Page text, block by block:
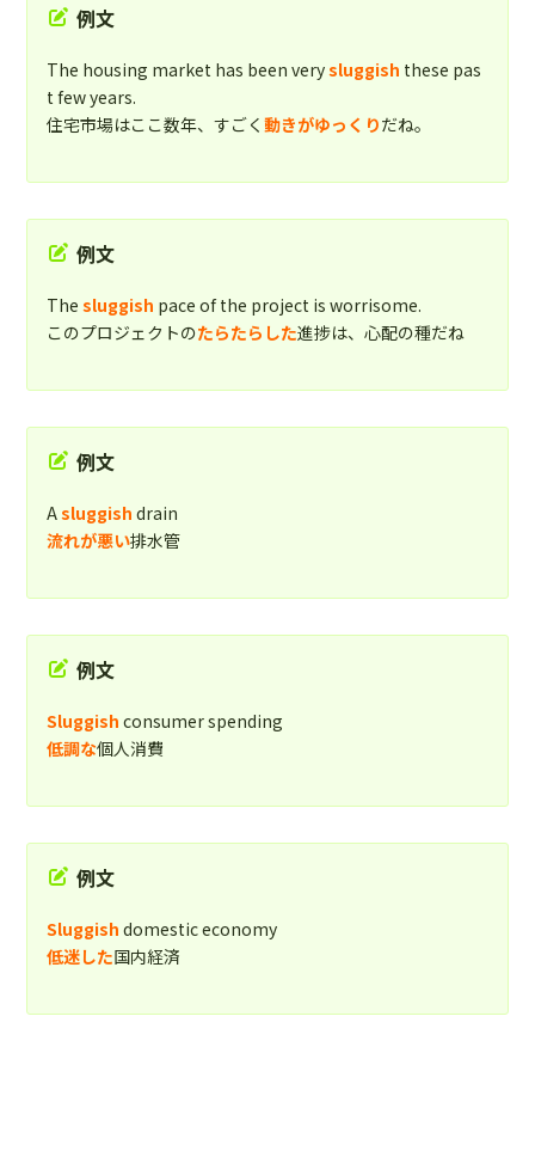
例文
The housing market has been verysluggish these pas
t few years.
住宅市場はここ数年、すごく動きがゆっくりだね。
例文
Thesluggish pace of the project is worrisome.
このプロジェクトのたらたらした進捗は、心配の種だね
例文
Asluggish drain
流れが悪い排水管
例文
Sluggish consumer spending
低調な個人消費
例文
Sluggishdomestic economy
低迷した国内経済